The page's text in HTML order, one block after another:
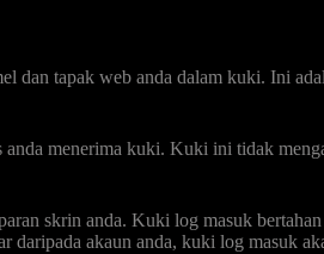
dan tapak web anda dalam kuki. Ini
menerima kuki. Kuki ini tidak
skrin anda. Kuki log masuk
daripada akaun anda, kuki log masuk